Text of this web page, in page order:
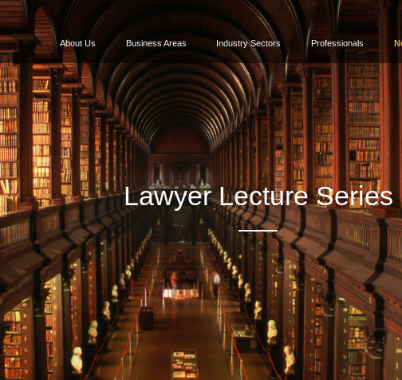
About Us Business Areas Industry Sectors Professionals
Lawyer Lecture Series